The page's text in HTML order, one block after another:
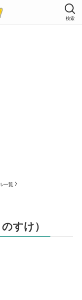
検索
一覧
すけ）